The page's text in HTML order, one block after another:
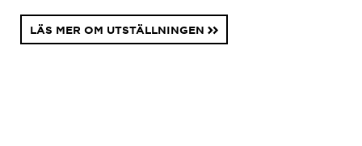
LÄS MER OM UTSTÄLLNINGEN